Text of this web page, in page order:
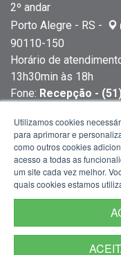
2º andar
Porto Alegre - RS -
90110-150
Horário de
13h30min às 18h
Fone: Recepção -
Utilizamos cookies
para aprimorar e
como outros cookies
acesso a todas as
um site cada vez melhor.
quais cookies estamos